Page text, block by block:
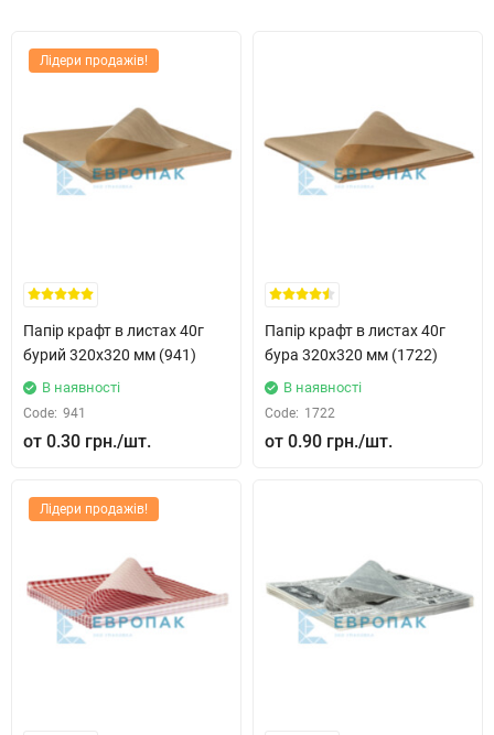
Лідери продажів!
Папір крафт в листах 40г
бурий 320x320 мм (941)
В наявності
Code: 941
0.30 грн.
Папір крафт в листах 40г
бура 320x320 мм (1722)
В наявності
Code: 1722
0.90 грн.
Лідери продажів!